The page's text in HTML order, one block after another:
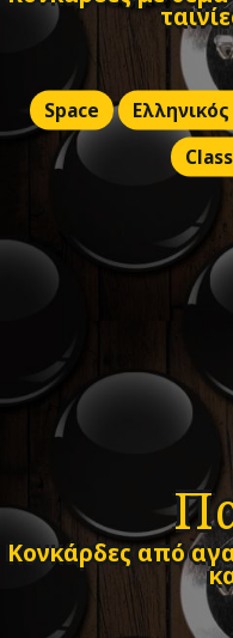
Space
Κονκάρδες από